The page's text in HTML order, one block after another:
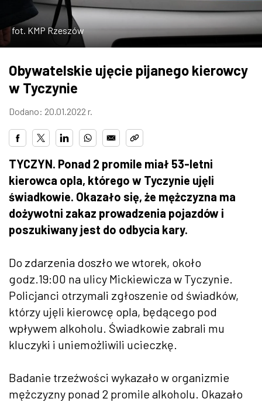
ZDJĘCIA
W RZESZOWIE
fot. KMP Rzeszów
Obywatelskie ujęcie pijanego kierowcy
w Tyczynie
Dodano: 20.01.2022 r.
TYCZYN. Ponad 2 promile miał 53-letni
kierowca opla, którego w Tyczynie ujęli
świadkowie. Okazało się, że mężczyzna ma
dożywotni zakaz prowadzenia pojazdów i
poszukiwany jest do odbycia kary.
Do zdarzenia doszło we wtorek, około
godz.19:00 na ulicy Mickiewicza w Tyczynie.
Policjanci otrzymali zgłoszenie od świadków,
którzy ujęli kierowcę opla, będącego pod
wpływem alkoholu. Świadkowie zabrali mu
kluczyki i uniemożliwili ucieczkę.
Badanie trzeźwości wykazało w organizmie
mężczyzny ponad 2 promile alkoholu. Okazało